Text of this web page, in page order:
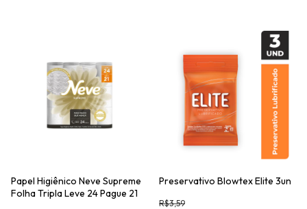
Papel Higiênico Neve Supreme
Folha Tripla Leve 24 Pague 21
Preservativo Blowtex Elite 3un
R$3,59